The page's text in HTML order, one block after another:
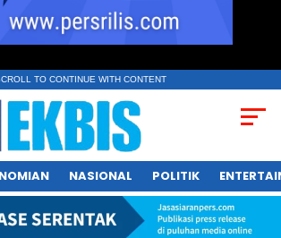
TO CONTINUE WITH CONTENT
NASIONAL POLITIK